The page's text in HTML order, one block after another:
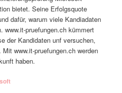
bietet. Seine Erfolgsquote
dafür, warum viele Kandiadaten
www.it-pruefungen.ch kümmert
der Kandidaten unf versuchen,
www.it-pruefungen.ch werden
haben.